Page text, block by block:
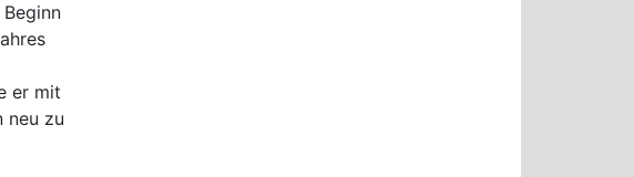
er mit
neu zu